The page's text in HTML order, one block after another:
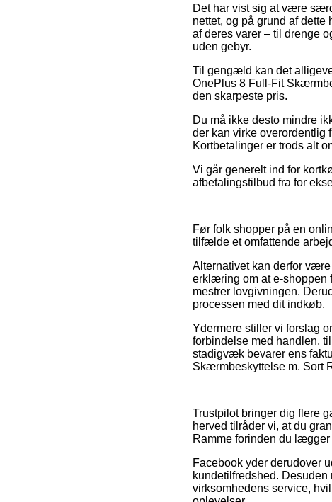
Det har vist sig at være
nettet, og på grund af
af deres varer – til drenge
uden gebyr.
Til gengæld kan det
OnePlus 8 Full-Fit
den skarpeste pris.
Du må ikke desto mindre
der kan virke overordentlig
Kortbetalinger er trods alt
Vi går generelt ind for
afbetalingstilbud fra for
Før folk shopper på en
tilfælde et omfattende
Alternativet kan derfor
erklæring om at e-shoppen
mestrer lovgivningen.
processen med dit indkøb.
Ydermere stiller vi forslag
forbindelse med handlen,
stadigvæk bevarer ens
Skærmbeskyttelse m. Sort
Trustpilot bringer dig flere
herved tilråder vi, at du
Ramme forinden du
Facebook yder derudover
kundetilfredshed.
virksomhedens service,